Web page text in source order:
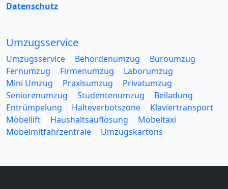
Datenschutz
Umzugsservice
Umzugsservice Behördenumzug
Büroumzug
Fernumzug
Firmenumzug
Laborumzug
Mini Umzug
Praxisumzug
Privatumzug
Seniorenumzug
Studentenumzug
Beiladung
Entrümpelung
Halteverbotszone
Klaviertransport
Möbellift
Haushaltsauflösung
Möbeltaxi
Möbelmitfahrzentrale
Umzugskartons